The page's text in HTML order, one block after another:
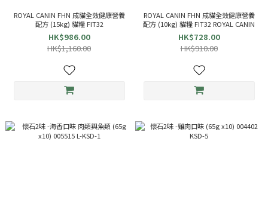
ROYAL CANIN FHN 成貓全效健康營養
配方 (15kg) 貓糧 FIT32
HK$986.00
HK$1,160.00
ROYAL CANIN FHN 成貓全效健康營養
配方 (10kg) 貓糧 FIT32 ROYAL CANIN
HK$728.00
HK$910.00